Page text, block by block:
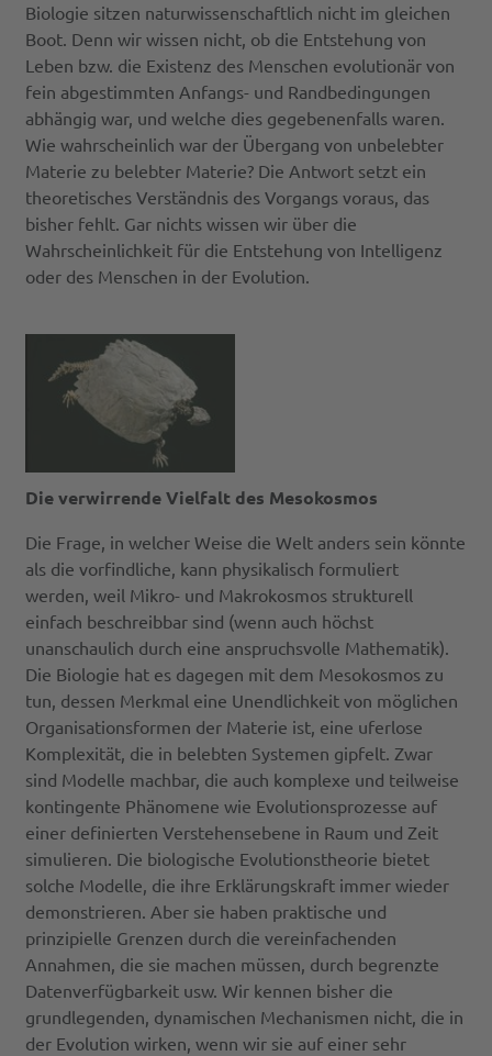
Biologie sitzen naturwissenschaftlich nicht im gleichen
Boot. Denn wir wissen nicht, ob die Entstehung von
Leben bzw. die Existenz des Menschen evolutionär von
fein abgestimmten Anfangs- und Randbedingungen
abhängig war, und welche dies gegebenenfalls waren.
Wie wahrscheinlich war der Übergang von unbelebter
Materie zu belebter Materie? Die Antwort setzt ein
theoretisches Verständnis des Vorgangs voraus, das
bisher fehlt. Gar nichts wissen wir über die
Wahrscheinlichkeit für die Entstehung von Intelligenz
oder des Menschen in der Evolution.
Die verwirrende Vielfalt des Mesokosmos
Die Frage, in welcher Weise die Welt anders sein könnte
als die vorfindliche, kann physikalisch formuliert
werden, weil Mikro- und Makrokosmos strukturell
einfach beschreibbar sind (wenn auch höchst
unanschaulich durch eine anspruchsvolle Mathematik).
Die Biologie hat es dagegen mit dem Mesokosmos zu
tun, dessen Merkmal eine Unendlichkeit von möglichen
Organisationsformen der Materie ist, eine uferlose
Komplexität, die in belebten Systemen gipfelt. Zwar
sind Modelle machbar, die auch komplexe und teilweise
kontingente Phänomene wie Evolutionsprozesse auf
einer definierten Verstehensebene in Raum und Zeit
simulieren. Die biologische Evolutionstheorie bietet
solche Modelle, die ihre Erklärungskraft immer wieder
demonstrieren. Aber sie haben praktische und
prinzipielle Grenzen durch die vereinfachenden
Annahmen, die sie machen müssen, durch begrenzte
Datenverfügbarkeit usw. Wir kennen bisher die
grundlegenden, dynamischen Mechanismen nicht, die in
der Evolution wirken, wenn wir sie auf einer sehr